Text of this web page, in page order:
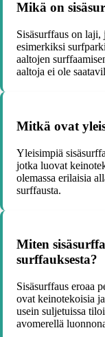
Mikä on
Sisäsurffaus on laji,
esimerkiksi
aaltojen
aaltoja ei ole
Mitkä ovat
Yleisimpiä
jotka luovat
olemassa erilaisia
surffausta.
Miten
surffauksesta?
Sisäsurffaus eroaa
ovat keinotekoisia
usein suljetuissa
avomerellä